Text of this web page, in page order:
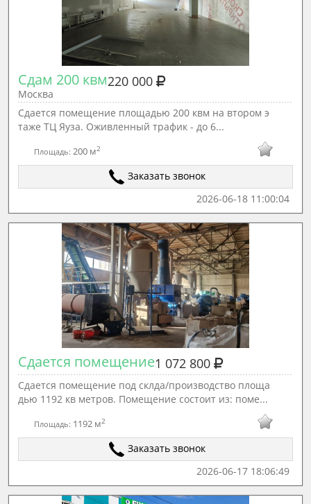
Сдам 200 квм220 000
Москва
Сдается помещение площадью 200 квм на втором э
таже ТЦ Яуза. Оживленный трафик - до 6...
Площадь: 200 м2
Заказать звонок
2026-06-18 11:00:04
Сдается помещение1 072 800
Сдается помещение под склда/производство площа
дью 1192 кв метров. Пoмещeниe состоит из: поме...
Площадь: 1192 м2
Заказать звонок
2026-06-17 18:06:49